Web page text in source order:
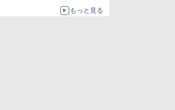
もっと見る